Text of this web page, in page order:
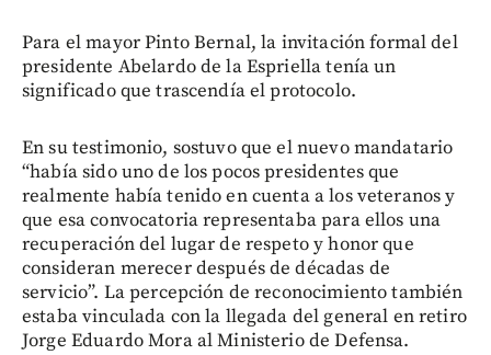
Para el mayor Pinto Bernal, la invitación formal del
presidente Abelardo de la Espriella tenía un
significado que trascendía el protocolo.
En su testimonio, sostuvo que el nuevo mandatario
“había sido uno de los pocos presidentes que
realmente había tenido en cuenta a los veteranos y
que esa convocatoria representaba para ellos una
recuperación del lugar de respeto y honor que
consideran merecer después de décadas de
servicio”. La percepción de reconocimiento también
estaba vinculada con la llegada del general en retiro
Jorge Eduardo Mora al Ministerio de Defensa.